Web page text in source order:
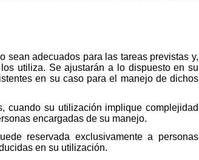
sean adecuados para las tareas previstas y,
utiliza. Se ajustarán a lo dispuesto en su
en su caso para el manejo de dichos
cuando su utilización implique complejidad
encargadas de su manejo.
reservada exclusivamente a personas
en su utilización.